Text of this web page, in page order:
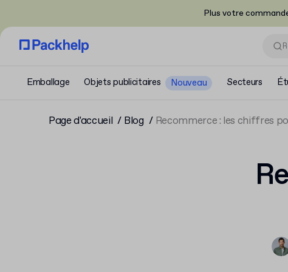
Plus votre
Emballage Objets publicitaires Nouveau Secteurs
Page d'accueil Blog Recommerce : les chiffres